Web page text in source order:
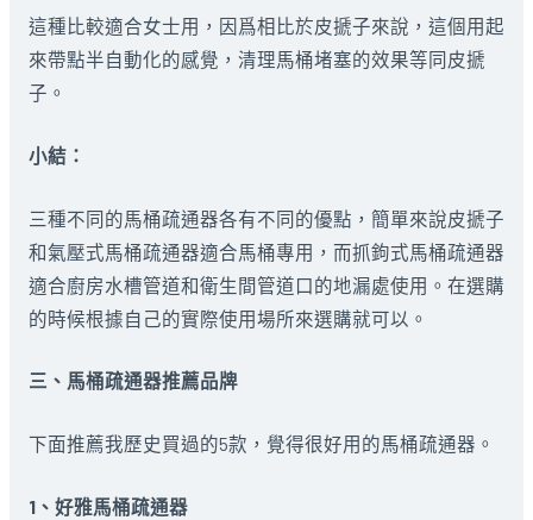
這種比較適合女士用，因爲相比於皮搋子來說，這個用起
來帶點半自動化的感覺，清理馬桶堵塞的效果等同皮搋
子。
小結：
三種不同的馬桶疏通器各有不同的優點，簡單來說皮搋子
和氣壓式馬桶疏通器適合馬桶專用，而抓鉤式馬桶疏通器
適合廚房水槽管道和衛生間管道口的地漏處使用。在選購
的時候根據自己的實際使用場所來選購就可以。
三、馬桶疏通器推薦品牌
下面推薦我歷史買過的5款，覺得很好用的馬桶疏通器。
1、好雅馬桶疏通器